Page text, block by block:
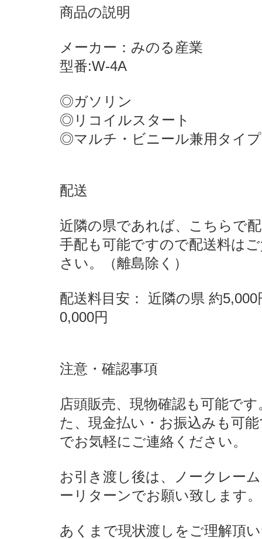
商品の説明
メーカー：みのる産業
型番:W-4A
◎ガソリン
◎リコイルスタート
◎マルチ・ビニール兼用タイプ
配送
近隣の県であれば、こちらで
手配も可能ですので配送料は
さい。（離島除く）
配送料目安： 近隣の県 約5,000
0,000円
注意・確認事項
店頭販売、現物確認も可能です
た、現金払い・お振込みも可
でお気軽にご連絡ください。
お引き渡し後は、ノークレー
ーリターンでお願い致します。
あくまで現状渡しをご理解頂